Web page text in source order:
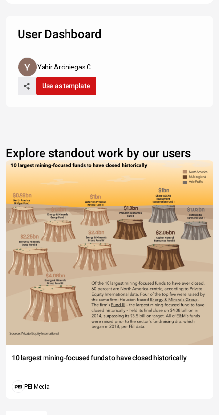
User Dashboard
Yahir Arciniegas C
Use as template
Explore standout work by our users
10 largest mining-focused funds to have closed historically
PEI Media